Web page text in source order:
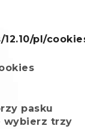
pl/
pasku
wybierz trzy